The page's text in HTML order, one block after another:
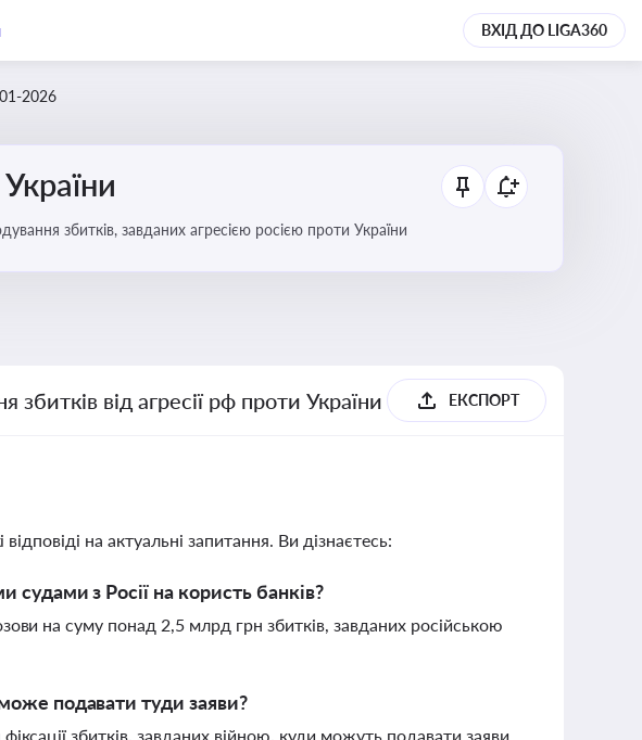
ВХІД ДО LIGA360
2026
збитків, завданих агресією росією проти України
від агресії рф проти України ЕКСПОРТ
на актуальні запитання. Ви дізнаєтесь:
з Росії на користь банків?
на суму понад 2,5 млрд грн збитків, завданих російською
подавати туди заяви?
збитків, завданих війною, куди можуть подавати заяви